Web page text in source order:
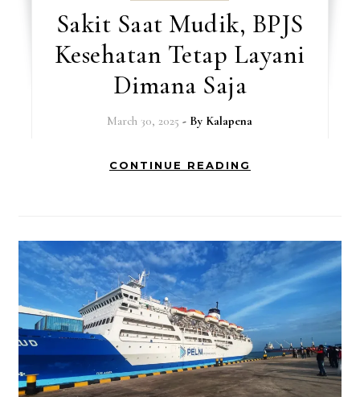
Sakit Saat Mudik, BPJS
Kesehatan Tetap Layani
Dimana Saja
March 30, 2025 - By Kalapena
CONTINUE READING